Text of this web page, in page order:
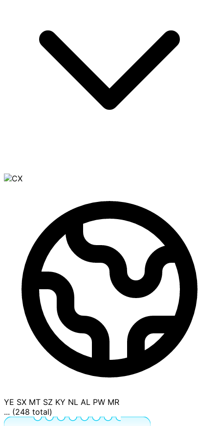
YE SX MT SZ KY NL AL PW MR
... (248 total)